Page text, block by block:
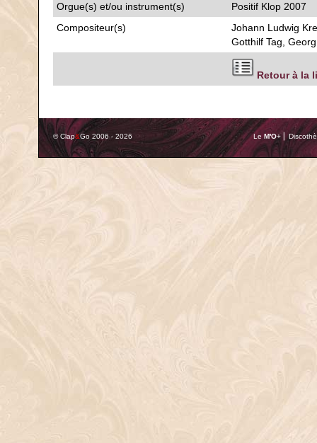
Orgue(s) et/ou instrument(s)
Positif Klop 2007
Compositeur(s)
Johann Ludwig
Gotthilf Tag,
Retour à la
© Clap&Go 2006 - 2026 Le M'O+ ⎢